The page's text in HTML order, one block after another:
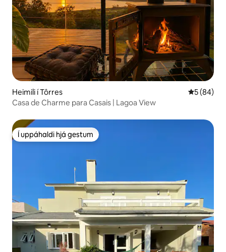
Heimili í Tôrres 5 af 5 í
5 (84)
Casa de Charme para Casais | Lagoa View
Í uppáhaldi hjá gestum
Í uppáhaldi hjá gestum